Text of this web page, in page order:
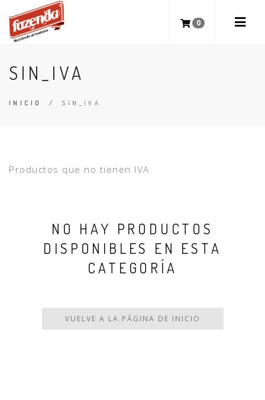
0
SIN_IVA
INICIO /SIN_IVA
Productos que no tienen IVA
NO HAY PRODUCTOS
DISPONIBLES EN ESTA
CATEGORÍA
VUELVE A LA PÁGINA DE INICIO